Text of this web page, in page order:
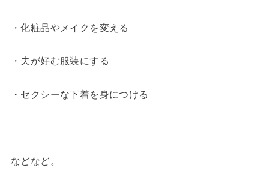
・化粧品やメイクを変える
・夫が好む服装にする
・セクシーな下着を身につける
などなど。